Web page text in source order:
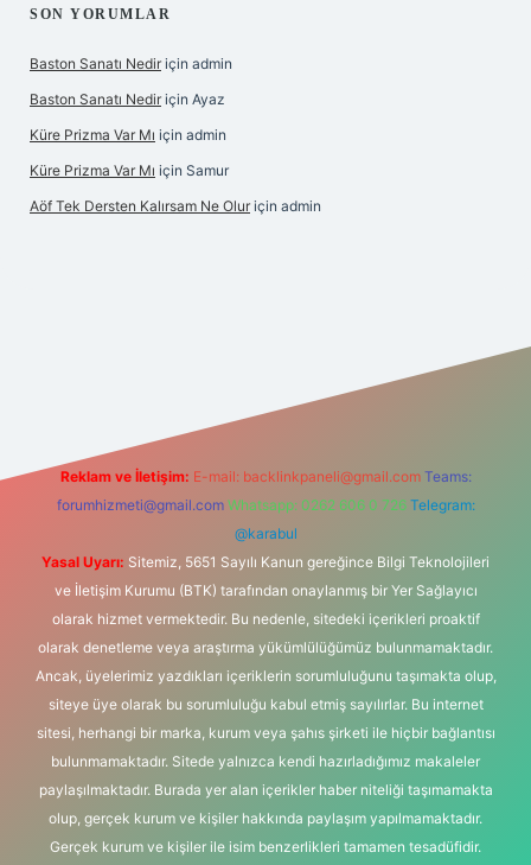
SON YORUMLAR
Baston Sanatı Nedir için admin
Baston Sanatı Nedir için Ayaz
Küre Prizma Var Mı için admin
Küre Prizma Var Mı için Samur
Aöf Tek Dersten Kalırsam Ne Olur için admin
Reklam ve İletişim: E-mail: backlinkpaneli@gmail.com Teams:
forumhizmeti@gmail.com Whatsapp: 0262 606 0 726 Telegram:
@karabul
Yasal Uyarı: Sitemiz, 5651 Sayılı Kanun gereğince Bilgi Teknolojileri
ve İletişim Kurumu (BTK) tarafından onaylanmış bir Yer Sağlayıcı
olarak hizmet vermektedir. Bu nedenle, sitedeki içerikleri proaktif
olarak denetleme veya araştırma yükümlülüğümüz bulunmamaktadır.
Ancak, üyelerimiz yazdıkları içeriklerin sorumluluğunu taşımakta olup,
siteye üye olarak bu sorumluluğu kabul etmiş sayılırlar. Bu internet
sitesi, herhangi bir marka, kurum veya şahıs şirketi ile hiçbir bağlantısı
bulunmamaktadır. Sitede yalnızca kendi hazırladığımız makaleler
paylaşılmaktadır. Burada yer alan içerikler haber niteliği taşımamakta
olup, gerçek kurum ve kişiler hakkında paylaşım yapılmamaktadır.
Gerçek kurum ve kişiler ile isim benzerlikleri tamamen tesadüfidir.